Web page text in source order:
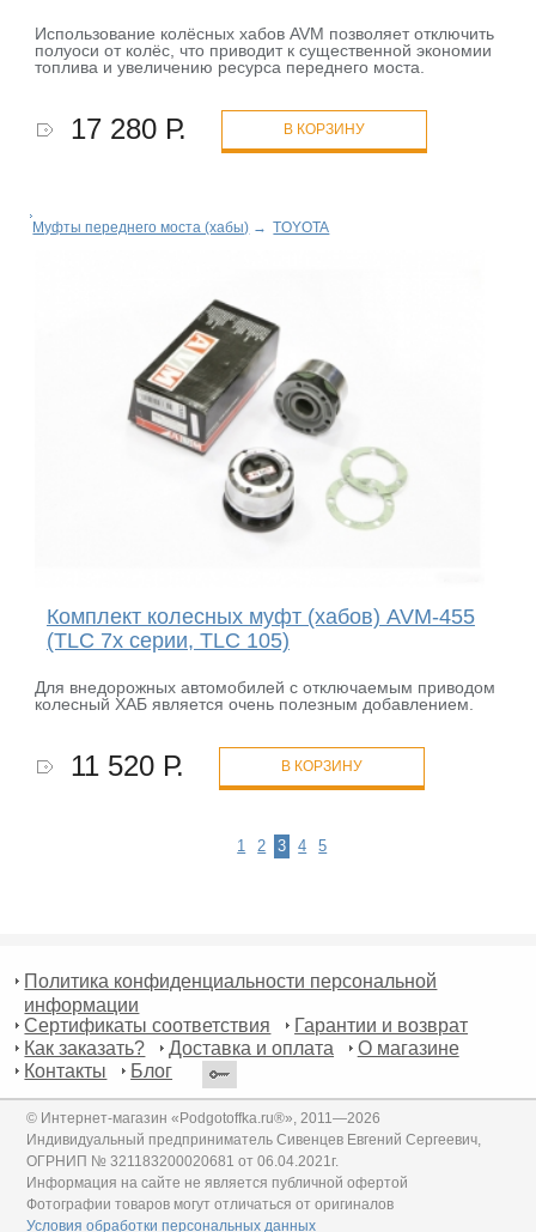
Использование колёсных хабов AVM позволяет отключить
полуоси от колёс, что приводит к существенной экономии
топлива и увеличению ресурса переднего моста.
17 280 Р. В КОРЗИНУ
Муфты переднего моста (хабы) → TOYOTA
Комплект колесных муфт (хабов) AVM-455
(TLC 7x серии, TLC 105)
Для внедорожных автомобилей с отключаемым приводом
колесный ХАБ является очень полезным добавлением.
11 520 Р. В КОРЗИНУ
1 2 3 4 5
Политика конфиденциальности персональной
информации
Сертификаты соответствия
Гарантии и возврат
Как заказать?
Доставка и оплата
О магазине
Контакты
Блог
© Интернет-магазин «Podgotoffka.ru®», 2011—2026
Индивидуальный предприниматель Сивенцев Евгений Сергеевич,
ОГРНИП № 321183200020681 от 06.04.2021г.
Информация на сайте не является публичной офертой
Фотографии товаров могут отличаться от оригиналов
Условия обработки персональных данных